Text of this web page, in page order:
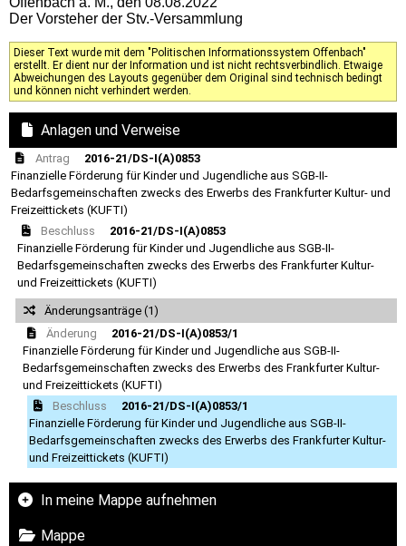
Der Vorsteher der Stv.-Versammlung
Dieser Text wurde mit dem "Politischen Informationssystem Offenbach"
erstellt. Er dient nur der Information und ist nicht rechtsverbindlich. Etwaige
Abweichungen des Layouts gegenüber dem Original sind technisch bedingt
und können nicht verhindert werden.
Anlagen und Verweise
Antrag
2016-21/DS-I(A)0853
Finanzielle Förderung für Kinder und Jugendliche aus SGB-II-
Bedarfsgemeinschaften zwecks des Erwerbs des Frankfurter Kultur- und
Freizeittickets (KUFTI)
Beschluss
2016-21/DS-I(A)0853
Finanzielle Förderung für Kinder und Jugendliche aus SGB-II-
Bedarfsgemeinschaften zwecks des Erwerbs des Frankfurter Kultur-
und Freizeittickets (KUFTI)
Änderungsanträge (1)
Änderung
2016-21/DS-I(A)0853/1
Finanzielle Förderung für Kinder und Jugendliche aus SGB-II-
Bedarfsgemeinschaften zwecks des Erwerbs des Frankfurter Kultur-
und Freizeittickets (KUFTI)
Beschluss
2016-21/DS-I(A)0853/1
Finanzielle Förderung für Kinder und Jugendliche aus SGB-II-
Bedarfsgemeinschaften zwecks des Erwerbs des Frankfurter Kultur-
und Freizeittickets (KUFTI)
In meine Mappe aufnehmen
Mappe